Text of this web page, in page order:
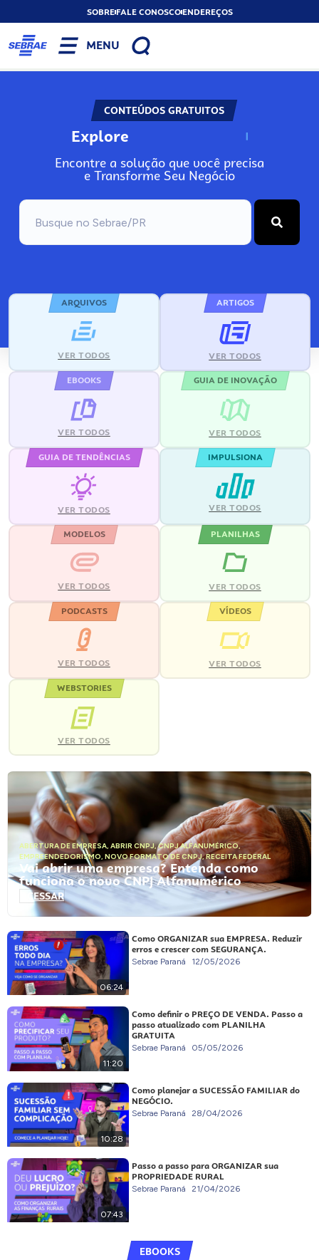
SOBREFALE CONOSCOENDEREÇOS
MENU
CONTEÚDOS GRATUITOS
Explore N
Encontre a solução que você precisa
e Transforme Seu Negócio
ARQUIVOS
VER TODOS
ARTIGOS
VER TODOS
EBOOKS
VER TODOS
GUIA DE INOVAÇÃO
VER TODOS
GUIA DE TENDÊNCIAS
VER TODOS
IMPULSIONA
VER TODOS
MODELOS
VER TODOS
PLANILHAS
VER TODOS
PODCASTS
VER TODOS
VÍDEOS
VER TODOS
WEBSTORIES
VER TODOS
ABERTURA DE EMPRESA, ABRIR CNPJ,CNPJ ALFANUMÉRICO,
EMPREENDEDORISMO, NOVO FORMATO DE CNPJ,RECEITA FEDERAL
Vai abrir uma empresa? Entenda como
funciona o novo CNPJ Alfanumérico
ACESSAR
06:24
Como ORGANIZAR sua EMPRESA. Reduzir
erros e crescer com SEGURANÇA.
Sebrae Paraná 12/05/2026
11:20
Como definir o PREÇO DE VENDA. Passo a
passo atualizado com PLANILHA
GRATUITA
Sebrae Paraná 05/05/2026
10:28
Como planejar a SUCESSÃO FAMILIAR do
NEGÓCIO.
Sebrae Paraná 28/04/2026
07:43
Passo a passo para ORGANIZAR sua
PROPRIEDADE RURAL
Sebrae Paraná 21/04/2026
EBOOKS